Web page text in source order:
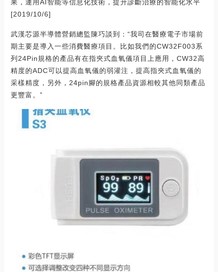
果，運用AI智能等信息化技術，提升診斷治療的智能化水平
[2019/10/6]
武漢芯源半導體營銷總監陳巧談到：“我司在醫療電子市場前
期主要是導入一些消費醫療項目。比如我們的CW32F003系
列24Pin規格的產品有在指夾式血氧儀項目上應用，CW32高
精度的ADC可以提高血氧儀的弱灌注，提高指夾式血氧儀的
采樣精度，另外，24pin腳的規格產品資源相較其他同類產品
更豐富。”